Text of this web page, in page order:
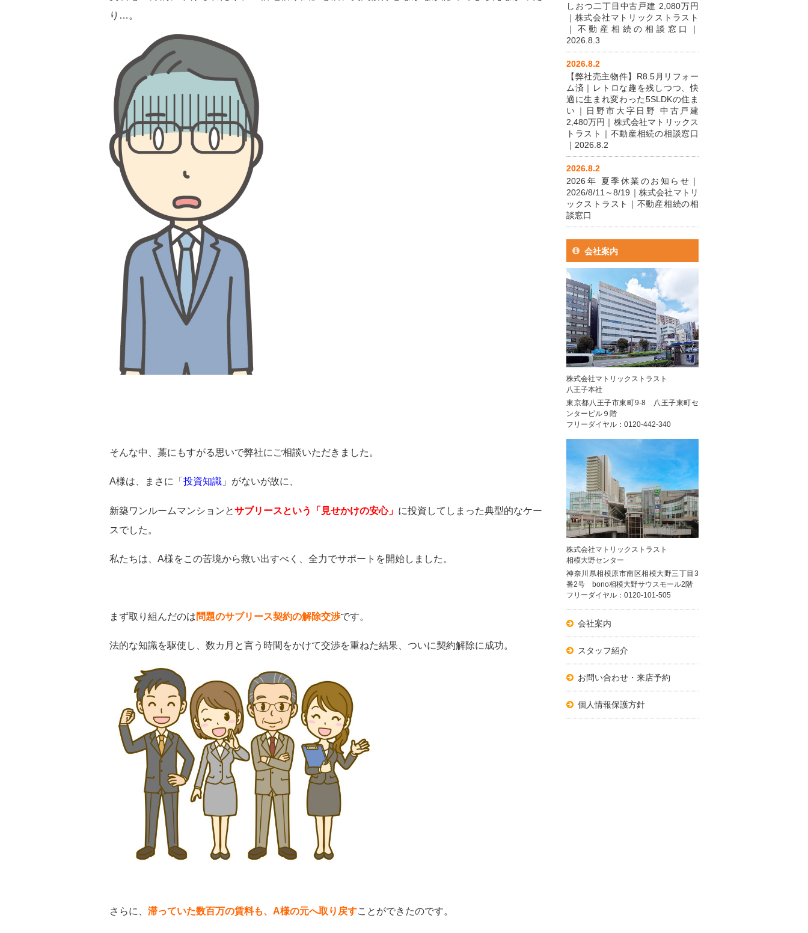
り…。
そんな中、藁にもすがる思いで弊社にご相談いただきました。
A様は、まさに「 投資知識 」がないが故に、
新築ワンルームマンションとサブリースという「見せかけの安心」 に投資してしまった典型的なケー
スでした。
私たちは、A様をこの苦境から救い出すべく、全力でサポートを開始しました。
まず取り組んだのは問題のサブリース契約の解除交渉です。
法的な知識を駆使し、数カ月と言う時間をかけて交渉を重ねた結果、ついに契約解除に成功。
さらに、 滞っていた数百万の賃料も、A様の元へ取り戻すことができたのです。
しおつ二丁目中古戸建 2,080万円
｜株式会社マトリックストラスト
｜不動産相続の相談窓口｜
2026.8.3
2026.8.2
【弊社売主物件】R8.5月リフォー
ム済｜レトロな趣を残しつつ、快
適に生まれ変わった5SLDKの住ま
い｜日野市大字日野 中古戸建
2,480万円｜株式会社マトリックス
トラスト｜不動産相続の相談窓口
｜2026.8.2
2026.8.2
2026年 夏季休業のお知らせ｜
2026/8/11～8/19｜株式会社マトリ
ックストラスト｜不動産相続の相
談窓口
会社案内
株式会社マトリックストラスト
八王子本社
東京都八王子市東町9-8 八王子東町セ
ンタービル９階
フリーダイヤル：0120-442-340
株式会社マトリックストラスト
相模大野センター
神奈川県相模原市南区相模大野三丁目3
番2号 bono相模大野サウスモール2階
フリーダイヤル：0120-101-505
会社案内
スタッフ紹介
お問い合わせ・来店予約
個人情報保護方針